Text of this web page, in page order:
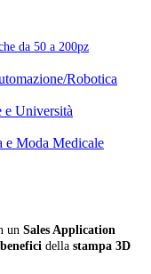
da 50 a 200pz
Robotica
e Università
e Moda Medicale
un Sales Application
della stampa 3D